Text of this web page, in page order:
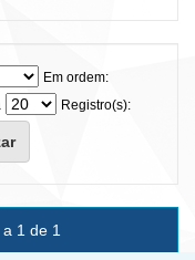
Em ordem:
Registro(s):
1 de 1